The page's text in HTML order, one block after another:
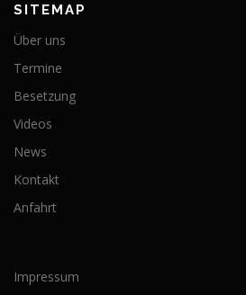
SITEMAP
Über uns
Termine
Besetzung
Videos
News
Kontakt
Anfahrt
Impressum